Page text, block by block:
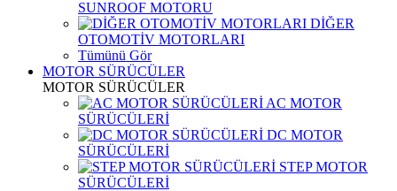
SUNROOF MOTORU
DİĞER
OTOMOTİV MOTORLARI
Tümünü Gör
MOTOR SÜRÜCÜLER
MOTOR SÜRÜCÜLER
AC MOTOR
SÜRÜCÜLERİ
DC MOTOR
SÜRÜCÜLERİ
STEP MOTOR
SÜRÜCÜLERİ